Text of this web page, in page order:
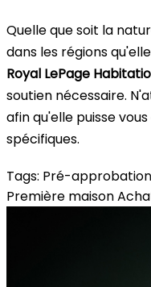
Quelle que soit la
dans les régions
Royal LePage
soutien nécessaire.
afin qu'elle puisse
spécifiques.
Tags: Pré-approbation
Première maison